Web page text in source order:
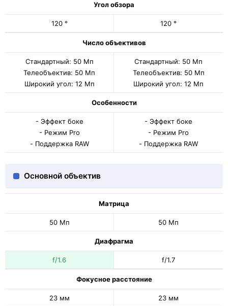
Угол обзора
120 ° 120 °
Число объективов
Стандартный: 50 Мп
Телеобъектив: 50 Мп
Широкий угол: 12 Мп
Стандартный: 50 Мп
Телеобъектив: 50 Мп
Широкий угол: 12 Мп
Особенности
- Эффект боке
- Режим Pro
- Поддержка RAW
- Эффект боке
- Режим Pro
- Поддержка RAW
Основной объектив
Матрица
50 Мп 50 Мп
Диафрагма
f/1.6 f/1.7
Фокусное расстояние
23 мм 23 мм